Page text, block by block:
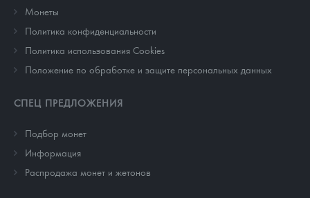
Монеты
Политика конфиденциальности
Политика использования Cookies
Положение по обработке и защите персональных данных
СПЕЦ ПРЕДЛОЖЕНИЯ
Подбор монет
Информация
Распродажа монет и жетонов